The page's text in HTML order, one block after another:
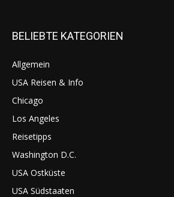
BELIEBTE KATEGORIEN
Allgemein
USA Reisen & Info
Chicago
Los Angeles
Reisetipps
Washington D.C.
USA Ostküste
USA Südstaaten